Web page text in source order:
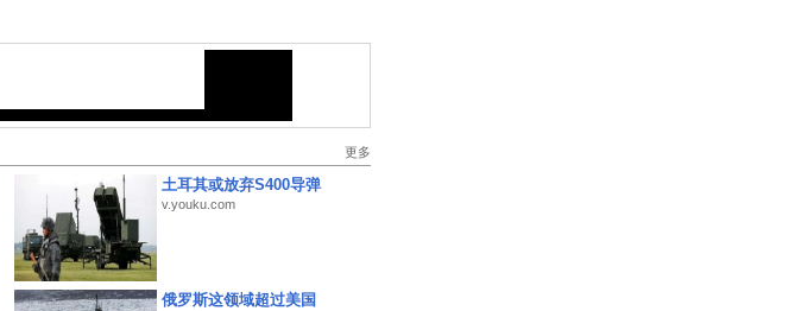
更多
土耳其或放弃S400导弹
v.youku.com
俄罗斯这领域超过美国